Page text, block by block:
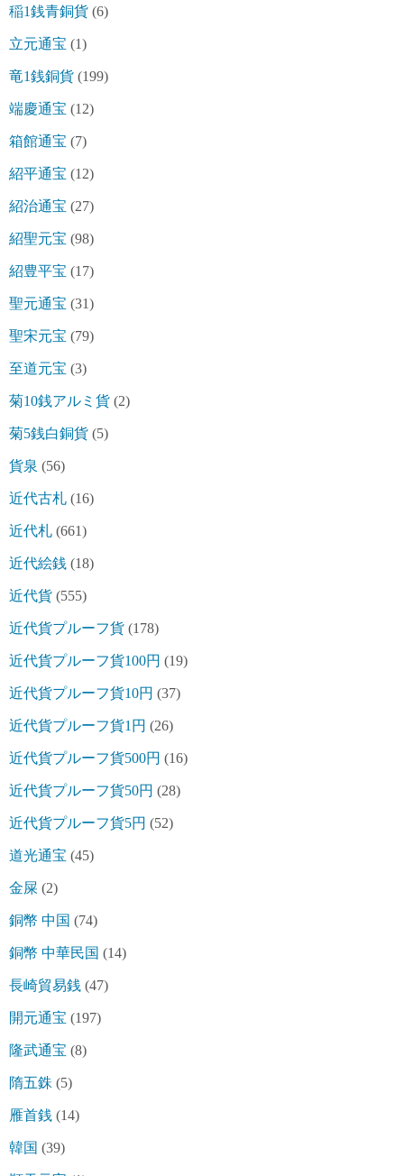
稲1銭青銅貨 (6)
立元通宝 (1)
竜1銭銅貨 (199)
端慶通宝 (12)
箱館通宝 (7)
紹平通宝 (12)
紹治通宝 (27)
紹聖元宝 (98)
紹豊平宝 (17)
聖元通宝 (31)
聖宋元宝 (79)
至道元宝 (3)
菊10銭アルミ貨 (2)
菊5銭白銅貨 (5)
貨泉 (56)
近代古札 (16)
近代札 (661)
近代絵銭 (18)
近代貨 (555)
近代貨プルーフ貨 (178)
近代貨プルーフ貨100円 (19)
近代貨プルーフ貨10円 (37)
近代貨プルーフ貨1円 (26)
近代貨プルーフ貨500円 (16)
近代貨プルーフ貨50円 (28)
近代貨プルーフ貨5円 (52)
道光通宝 (45)
金屎 (2)
銅幣 中国 (74)
銅幣 中華民国 (14)
長崎貿易銭 (47)
開元通宝 (197)
隆武通宝 (8)
隋五銖 (5)
雁首銭 (14)
韓国 (39)